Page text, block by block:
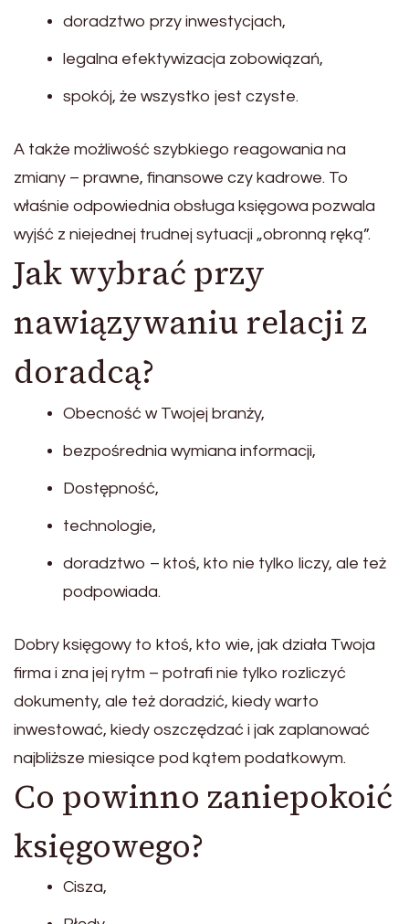
doradztwo przy inwestycjach,
legalna efektywizacja zobowiązań,
spokój, że wszystko jest czyste.
A także możliwość szybkiego reagowania na
zmiany – prawne, finansowe czy kadrowe. To
właśnie odpowiednia obsługa księgowa pozwala
wyjść z niejednej trudnej sytuacji „obronną ręką”.
Jak wybrać przy
nawiązywaniu relacji z
doradcą?
Obecność w Twojej branży,
bezpośrednia wymiana informacji,
Dostępność,
technologie,
doradztwo – ktoś, kto nie tylko liczy, ale też
podpowiada.
Dobry księgowy to ktoś, kto wie, jak działa Twoja
firma i zna jej rytm – potrafi nie tylko rozliczyć
dokumenty, ale też doradzić, kiedy warto
inwestować, kiedy oszczędzać i jak zaplanować
najbliższe miesiące pod kątem podatkowym.
Co powinno zaniepokoić
księgowego?
Cisza,